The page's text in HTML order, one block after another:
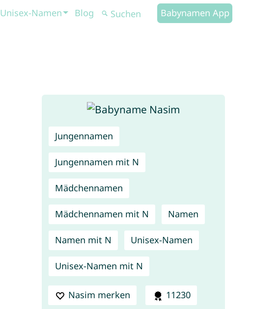
Unisex-Namen Blog Babynamen App
Jungennamen
Jungennamen mit N
Mädchennamen
Mädchennamen mit N Namen
Namen mit N Unisex-Namen
Unisex-Namen mit N
Nasim merken 11230